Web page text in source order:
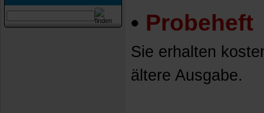
• Probeheft
Sie erhalten
ältere Ausgabe.